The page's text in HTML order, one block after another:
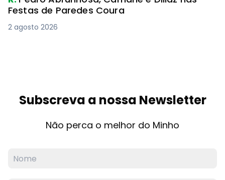
Festas de Paredes Coura
2 agosto 2026
Subscreva a nossa Newsletter
Não perca o melhor do Minho